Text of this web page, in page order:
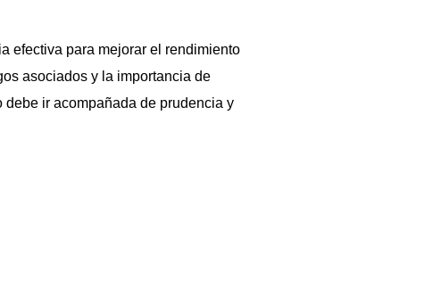
efectiva para mejorar el rendimiento
asociados y la importancia de
ir acompañada de prudencia y